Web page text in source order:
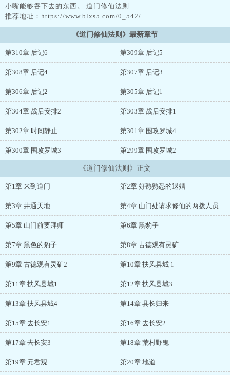
小嘴能够吞下去的东西。 道门修仙法则
推荐地址：https://www.blxs5.com/0_542/
《道门修仙法则》最新章节
第310章 后记6 第309章 后记5
第308章 后记4 第307章 后记3
第306章 后记2 第305章 后记1
第304章 战后安排2 第303章 战后安排1
第302章 时间静止 第301章 围攻罗城4
第300章 围攻罗城3 第299章 围攻罗城2
《道门修仙法则》正文
第1章 来到道门 第2章 好熟熟悉的退婚
第3章 井通天地 第4章 山门处请求修仙的两拨人员
第5章 山门前要拜师 第6章 黑豹子
第7章 黑色的豹子 第8章 古德观有灵矿
第9章 古德观有灵矿2 第10章 扶风县城 1
第11章 扶风县城1 第12章 扶风县城3
第13章 扶风县城4 第14章 县长归来
第15章 去长安1 第16章 去长安2
第17章 去长安3 第18章 荒村野鬼
第19章 元君观 第20章 地道